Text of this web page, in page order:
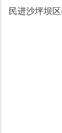
民进沙坪坝